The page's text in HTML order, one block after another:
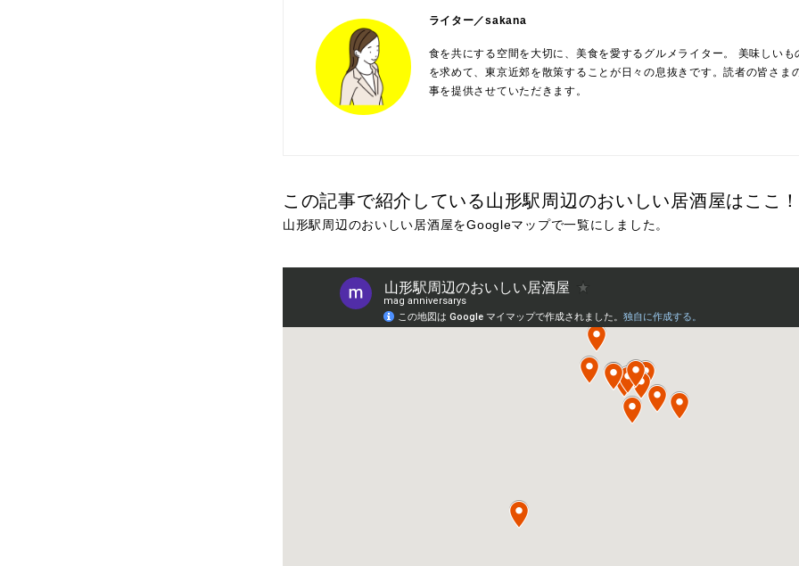
ライター／sakana
食を共にする空間を大切に、美食を愛するグルメライター。 美味しいも
を求めて、東京近郊を散策することが日々の息抜きです。読者の皆さま
事を提供させていただきます。
この記事で紹介している山形駅周辺のおいしい居酒屋はここ
山形駅周辺のおいしい居酒屋をGoogleマップで一覧にしました。